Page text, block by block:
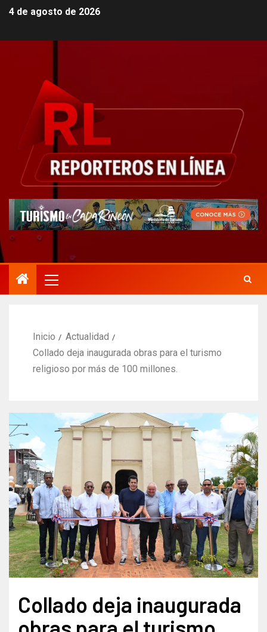
4 de agosto de 2026
Inicio
Actualidad
Collado deja inaugurada obras para el turismo
religioso por más de 100 millones.
Collado deja inaugurada